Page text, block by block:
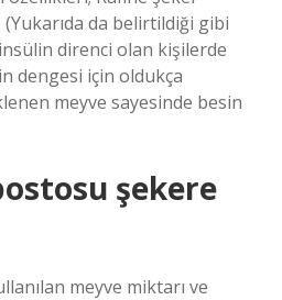
da belirtildiği gibi
direnci olan kişilerde
dengesi için oldukça
meyve sayesinde besin
şekere
meyve miktarı ve